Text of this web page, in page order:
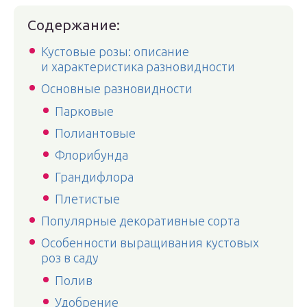
Содержание:
Кустовые розы: описание
и характеристика разновидности
Основные разновидности
Парковые
Полиантовые
Флорибунда
Грандифлора
Плетистые
Популярные декоративные сорта
Особенности выращивания кустовых
роз в саду
Полив
Удобрение